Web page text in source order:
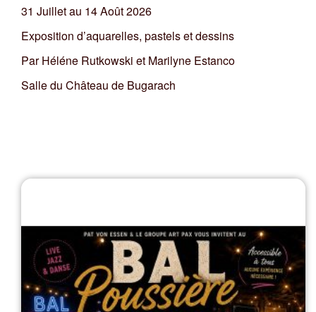
31 Juillet au 14 Août 2026
Exposition d’aquarelles, pastels et dessins
Par Héléne Rutkowski et Marilyne Estanco
Salle du Château de Bugarach